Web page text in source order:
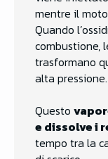
mentre il
Quando
combustione,
trasformano
alta pressione.
Questo
e dissolve i
tempo tra la